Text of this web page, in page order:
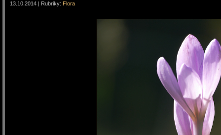
13.10.2014 | Rubriky: Flora